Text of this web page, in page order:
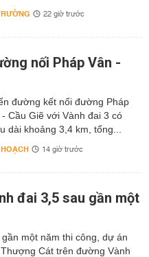
22 giờ trước
nối Pháp Vân -
đường kết nối đường Pháp
- Cầu Giẽ với Vành đai 3 có
dài khoảng 3,4 km, tổng...
14 giờ trước
đai 3,5 sau gần một
gần một năm thi công, dự án
Cát trên đường Vành